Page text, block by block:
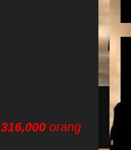
316,000 orang